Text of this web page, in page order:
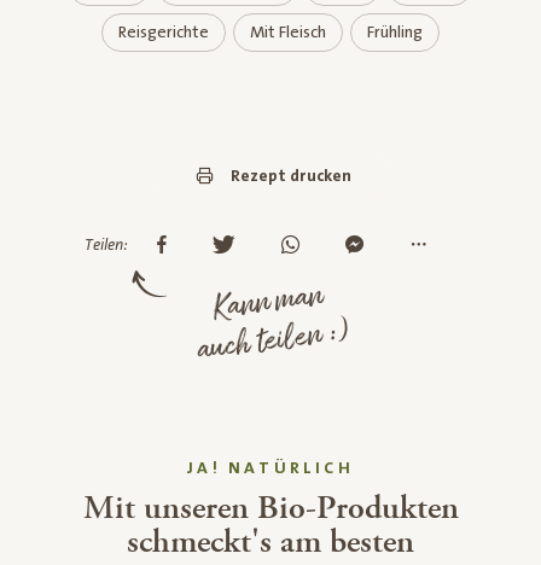
Reisgerichte Mit Fleisch Frühling
Rezept drucken
Teilen:
Kann man
auch teilen :)
JA! NATÜRLICH
Mit unseren Bio-Produkten
schmeckt's am besten